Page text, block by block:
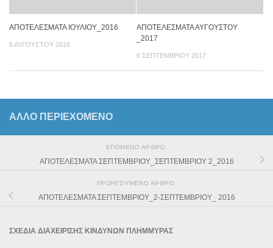
ΑΠΟΤΕΛΕΣΜΑΤΑ ΙΟΥΛΙΟΥ_2016
8 ΑΥΓΟΎΣΤΟΥ 2016
ΑΠΟΤΕΛΕΣΜΑΤΑ ΑΥΓΟΥΣΤΟΥ
_2017
6 ΣΕΠΤΕΜΒΡΊΟΥ 2017
ΆΛΛΟ ΠΕΡΙΕΧΟΜΕΝΟ
ΕΠΌΜΕΝΟ ΆΡΘΡΟ
ΑΠΟΤΕΛΕΣΜΑΤΑ ΣΕΠΤΕΜΒΡΙΟΥ_ΣΕΠΤΕΜΒΡΙΟΥ 2_2016
ΠΡΟΗΓΟΎΜΕΝΟ ΆΡΘΡΟ
ΑΠΟΤΕΛΕΣΜΑΤΑ ΣΕΠΤΕΜΒΡΙΟΥ_2-ΣΕΠΤΕΜΒΡΙΟΥ_ 2016
ΣΧΕΔΙΑ ΔΙΑΧΕΙΡΙΣΗΣ ΚΙΝΔΥΝΩΝ ΠΛΗΜΜΥΡΑΣ